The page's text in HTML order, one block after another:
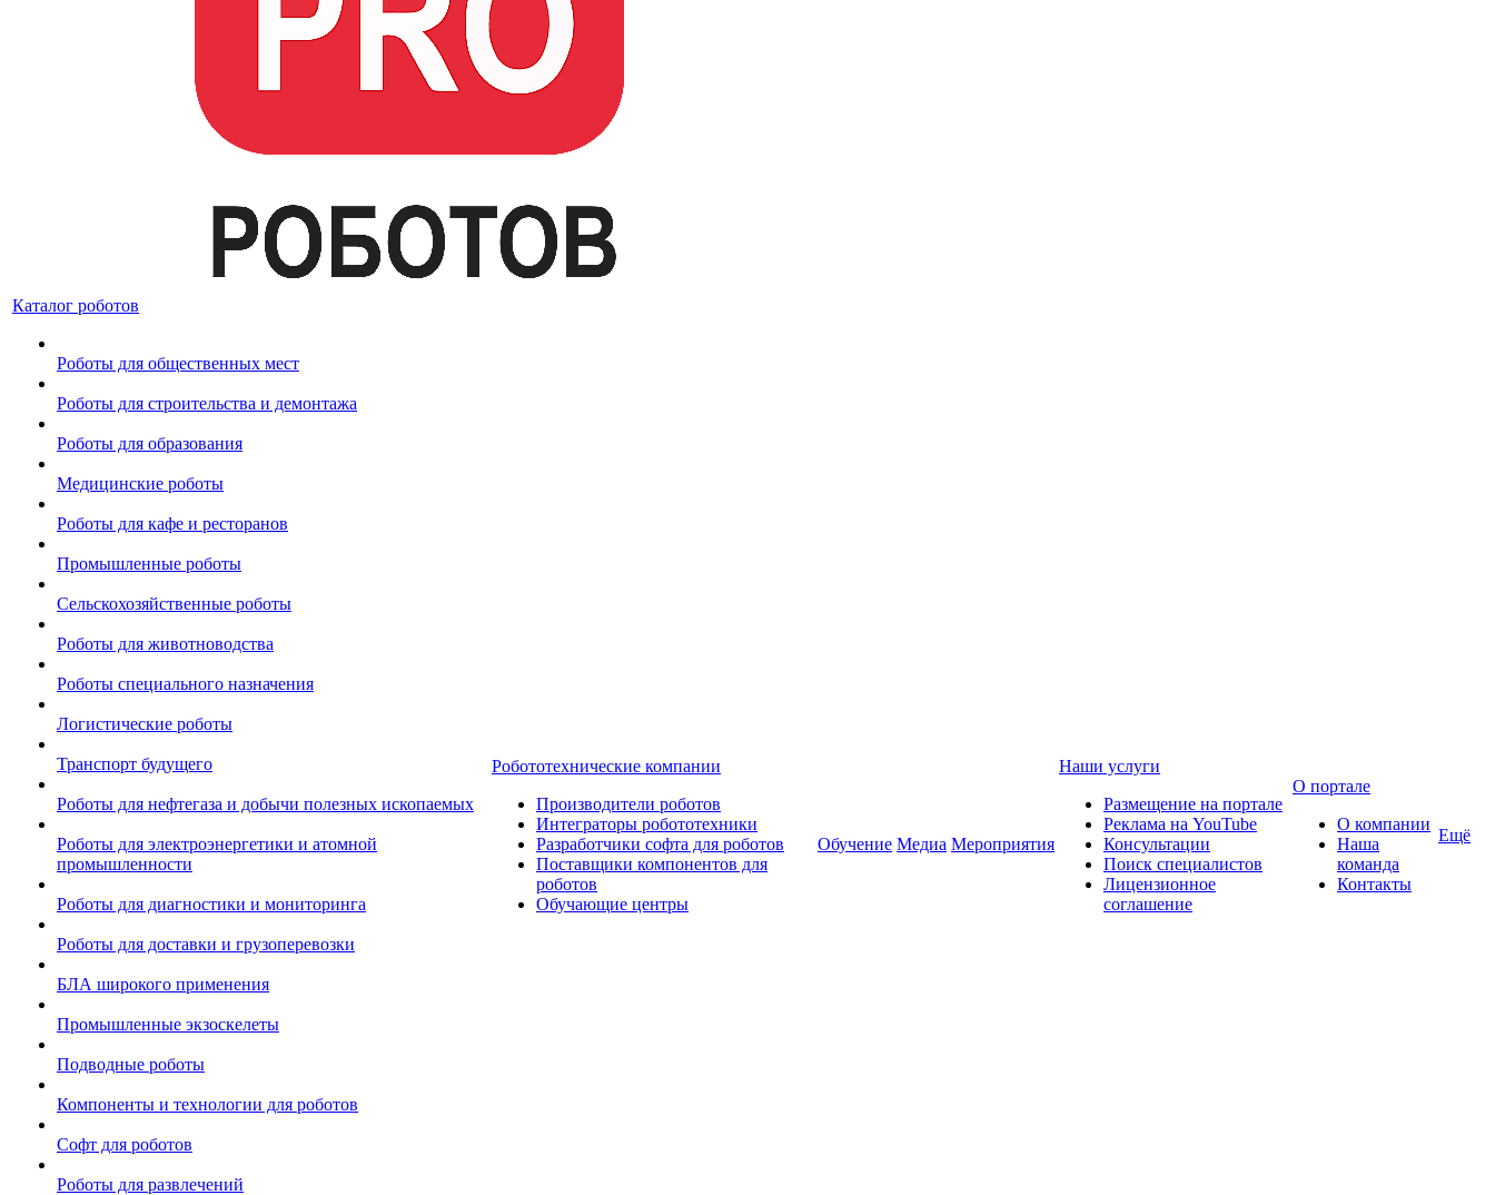
Каталог роботов
Роботы для общественных мест
Роботы для строительства и демонтажа
Роботы для образования
Медицинские роботы
Роботы для кафе и ресторанов
Промышленные роботы
Сельскохозяйственные роботы
Роботы для животноводства
Роботы специального назначения
Логистические роботы
Транспорт будущего
Роботы для нефтегаза и добычи полезных ископаемых
Роботы для электроэнергетики и атомной
промышленности
Роботы для диагностики и мониторинга
Роботы для доставки и грузоперевозки
БЛА широкого применения
Промышленные экзоскелеты
Подводные роботы
Компоненты и технологии для роботов
Софт для роботов
Роботы для развлечений
Робототехнические компании
Производители роботов
Интеграторы робототехники
Разработчики софта для роботов
Поставщики компонентов для
роботов
Обучающие центры
Обучение Медиа Мероприятия
Наши услуги
Размещение на портале
Реклама на YouTube
Консультации
Поиск специалистов
Лицензионное
соглашение
О портале
О компании
Наша
команда
Контакты
Ещё